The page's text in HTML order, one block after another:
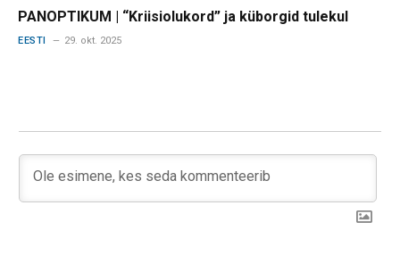
PANOPTIKUM | “Kriisiolukord” ja küborgid tulekul
EESTI 29. okt. 2025